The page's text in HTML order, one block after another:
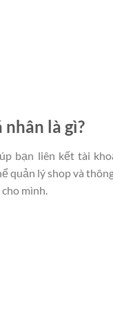
là gì?
bạn liên kết tài
quản lý shop và
mình.